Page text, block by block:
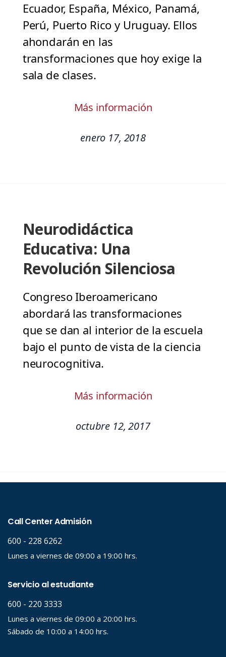
Ecuador, España, México, Panamá,
Perú, Puerto Rico y Uruguay. Ellos
ahondarán en las
transformaciones que hoy exige la
sala de clases.
Más información
enero 17, 2018
Neurodidáctica
Educativa: Una
Revolución Silenciosa
Congreso Iberoamericano
abordará las transformaciones
que se dan al interior de la escuela
bajo el punto de vista de la ciencia
neurocognitiva.
Más información
octubre 12, 2017